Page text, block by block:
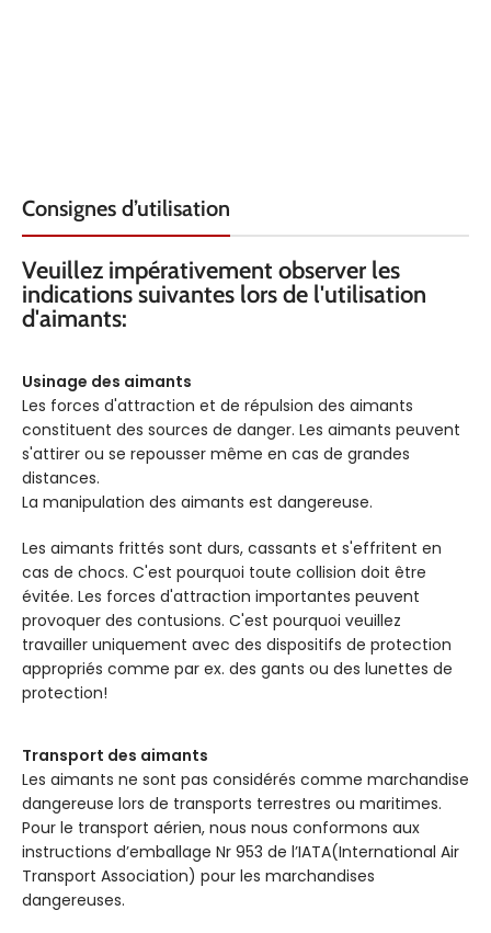
Consignes d’utilisation
Veuillez impérativement observer les
indications suivantes lors de l'utilisation
d'aimants:
Usinage des aimants
Les forces d'attraction et de répulsion des aimants
constituent des sources de danger. Les aimants peuvent
s'attirer ou se repousser même en cas de grandes
distances.
La manipulation des aimants est dangereuse.
Les aimants frittés sont durs, cassants et s'effritent en
cas de chocs. C'est pourquoi toute collision doit être
évitée. Les forces d'attraction importantes peuvent
provoquer des contusions. C'est pourquoi veuillez
travailler uniquement avec des dispositifs de protection
appropriés comme par ex. des gants ou des lunettes de
protection!
Transport des aimants
Les aimants ne sont pas considérés comme marchandise
dangereuse lors de transports terrestres ou maritimes.
Pour le transport aérien, nous nous conformons aux
instructions d’emballage Nr 953 de l’IATA(International Air
Transport Association) pour les marchandises
dangereuses.